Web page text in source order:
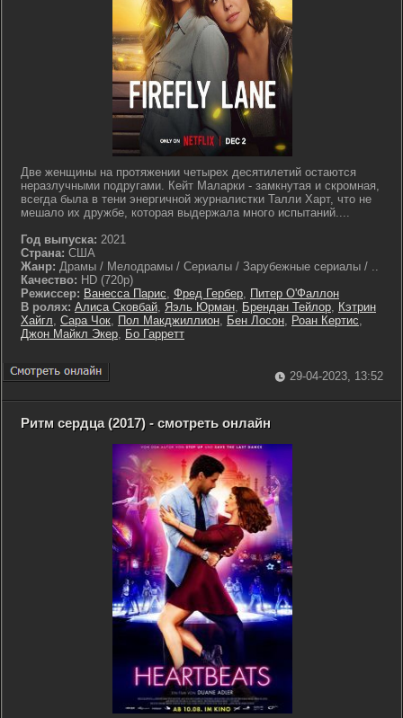
Две женщины на протяжении четырех десятилетий остаются
неразлучными подругами. Кейт Маларки - замкнутая и скромная,
всегда была в тени энергичной журналистки Талли Харт, что не
мешало их дружбе, которая выдержала много испытаний....
Год выпуска: 2021
Страна: США
Жанр: Драмы / Мелодрамы / Сериалы / Зарубежные сериалы / ..
Качество: HD (720p)
Режиссер: Ванесса Парис, Фред Гербер, Питер О'Фаллон
В ролях: Алиса Сковбай, Яэль Юрман, Брендан Тейлор, Кэтрин
Хайгл, Сара Чок, Пол Макджиллион, Бен Лосон, Роан Кертис,
Джон Майкл Экер, Бо Гарретт
29-04-2023, 13:52
Ритм сердца (2017) - смотреть онлайн